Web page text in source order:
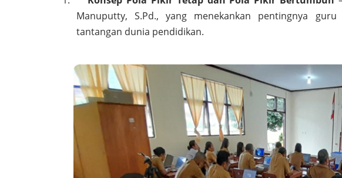
Manuputty, S.Pd., yang menekankan pentingnya guru
tantangan dunia pendidikan.